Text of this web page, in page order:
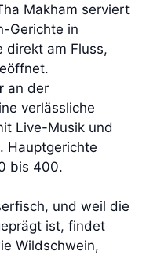
Makham serviert
Gerichte in
direkt am Fluss,
an der
verlässliche
Live-Musik und
Hauptgerichte
bis 400.
und weil die
ist, findet
Wildschwein,